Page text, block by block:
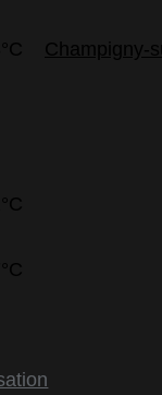
Champigny-